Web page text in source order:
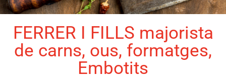
FERRER I FILLS majorista
de carns, ous, formatges,
Embotits